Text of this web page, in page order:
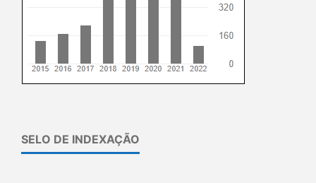
SELO DE INDEXAÇÃO